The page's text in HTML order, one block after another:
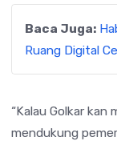
Baca Juga:
Ruang Digital
“Kalau Golkar kan
mendukung